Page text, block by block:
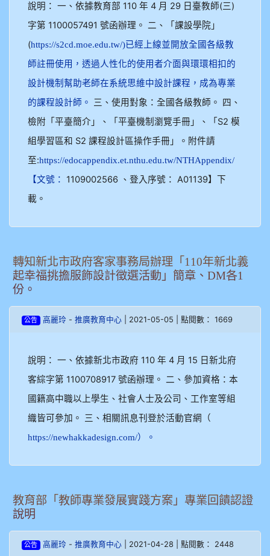
說明： 一、依據教育部 110 年 4 月 29 日臺教師(三)
字第 1100057491 號函辦理。 二、「課設學院」
(https://s2cd.moe.edu.tw/)已經上線並開放全國各級教
師註冊使用，透過人性化的使用者介面與環環相扣的
設計機制幫助老師在系統思維中設計課程，成為專業
的課程設計師。
三、使用對象：全國各級教師。 四、
檢附「平臺簡介」、「平臺機制瀏覽手冊」、「S2 模
組學習區和 S2 課程設計區操作手冊」。附件請
至:https://edocappendix.et.nthu.edu.tw/NTHAppendix/
【文號：
1109002566 、登入序號： A01139】下
載。
轉知新北市政府客家事務局辦理「110年新北義
起幸福挑擔服飾設計徵選活動」簡章、DM各1
份。
公告 高麗玲- 推廣教育中心| 2021-05-05 | 點閱數： 1669
說明： 一、依據新北市政府 110 年 4 月 15 日新北府
客綜字第 1100708917 號函辦理。 二、參加資格：本
國籍高中職以上學生、社會人士及公司、工作室等組
織皆可參加。 三、相關訊息刊登於活動官網（
https://newhakkadesign.com/）。
教育部「教師專業發展實踐方案」專業回饋認證
說明
公告 高麗玲- 推廣教育中心| 2021-04-28 | 點閱數： 2448